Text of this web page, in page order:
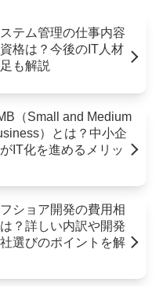
テム管理の仕事内容
格は？今後のIT人材
も解説
（Small and Medium
）とは？中小企
IT化を進めるメリッ
ショア開発の費用相
？詳しい内訳や開発
選びのポイントを解